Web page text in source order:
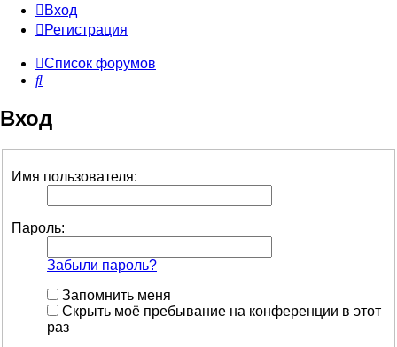
Вход
Регистрация
Список форумов
Поиск
Вход
Имя пользователя:
Пароль:
Забыли пароль?
Запомнить меня
Скрыть моё пребывание на конференции в этот
раз